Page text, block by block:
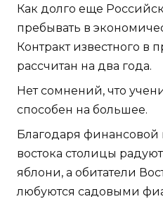
Как долго еще
пребывать в
Контракт известного в
рассчитан на два года.
Нет сомнений, что
способен на большее.
Благодаря финансовой
востока столицы
яблони, а обитатели
любуются садовыми